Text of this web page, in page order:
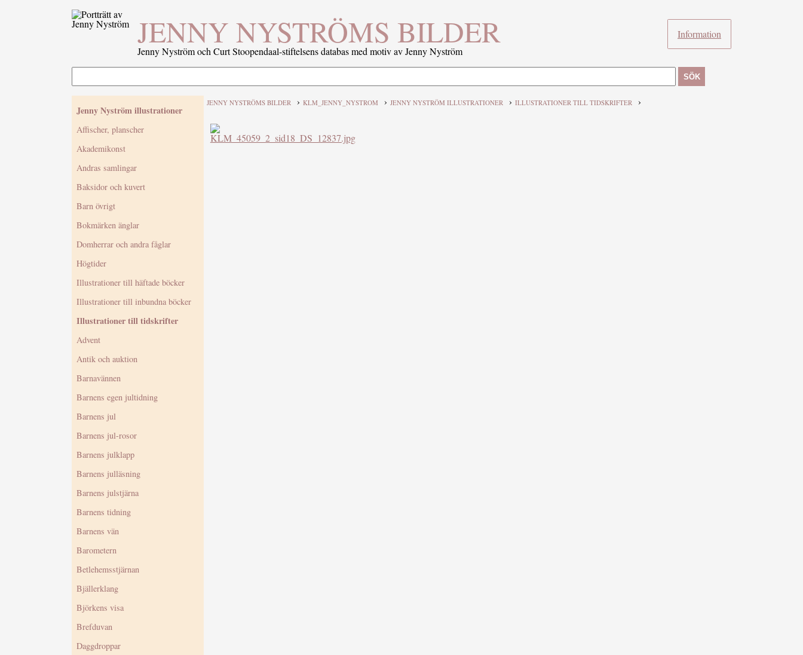
JENNY NYSTRÖMS BILDER
Jenny Nyström och Curt Stoopendaal-stiftelsens databas med motiv av Jenny Nyström
Information
SÖK
Jenny Nyström illustrationer
Affischer, planscher
Akademikonst
Andras samlingar
Baksidor och kuvert
Barn övrigt
Bokmärken änglar
Domherrar och andra fåglar
Högtider
Illustrationer till häftade böcker
Illustrationer till inbundna böcker
Illustrationer till tidskrifter
Advent
Antik och auktion
Barnavännen
Barnens egen jultidning
Barnens jul
Barnens jul-rosor
Barnens julklapp
Barnens julläsning
Barnens julstjärna
Barnens tidning
Barnens vän
Barometern
Betlehemsstjärnan
Bjällerklang
Björkens visa
Brefduvan
Daggdroppar
JENNY NYSTRÖMS BILDER › KLM_JENNY_NYSTROM › JENNY NYSTRÖM ILLUSTRATIONER › ILLUSTRATIONER TILL TIDSKRIFTER ›